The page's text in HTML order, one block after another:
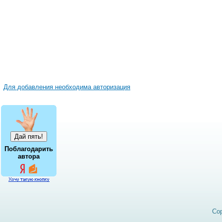
Для добавления необходима авторизация
Поблагодарить
автора